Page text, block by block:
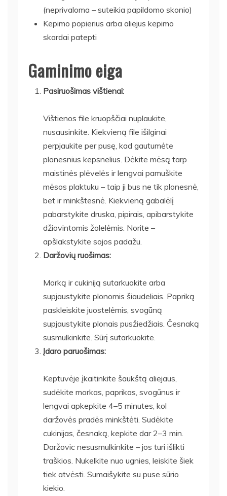
(neprivaloma – suteikia papildomo skonio)
Kepimo popierius arba aliejus kepimo
skardai patepti
Gaminimo eiga
Pasiruošimas vištienai:
Vištienos file kruopščiai nuplaukite,
nusausinkite. Kiekvieną file išilginai
perpjaukite per pusę, kad gautumėte
plonesnius kepsnelius. Dėkite mėsą tarp
maistinės plėvelės ir lengvai pamuškite
mėsos plaktuku – taip ji bus ne tik plonesnė,
bet ir minkštesnė. Kiekvieną gabalėlį
pabarstykite druska, pipirais, apibarstykite
džiovintomis žolelėmis. Norite –
apšlakstykite sojos padažu.
Daržovių ruošimas:
Morką ir cukiniją sutarkuokite arba
supjaustykite plonomis šiaudeliais. Papriką
paskleiskite juostelėmis, svogūną
supjaustykite plonais pusžiedžiais. Česnaką
susmulkinkite. Sūrį sutarkuokite.
Įdaro paruošimas:
Keptuvėje įkaitinkite šaukštą aliejaus,
sudėkite morkas, paprikas, svogūnus ir
lengvai apkepkite 4–5 minutes, kol
daržovės pradės minkštėti. Sudėkite
cukinijas, česnaką, kepkite dar 2–3 min.
Daržovic nesusmulkinkite – jos turi išlikti
traškios. Nukelkite nuo ugnies, leiskite šiek
tiek atvėsti. Sumaišykite su puse sūrio
kiekio.